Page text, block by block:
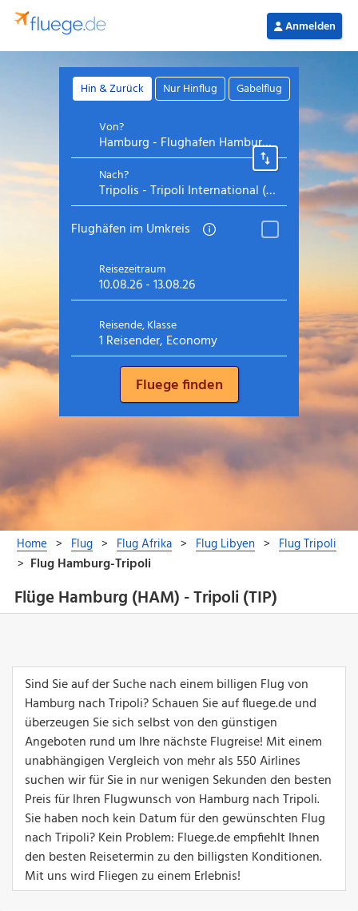
Flüge Hamburg (HAM) - Tripoli (TIP)
Sind Sie auf der Suche nach einem billigen Flug von
Hamburg nach Tripoli? Schauen Sie auf fluege.de und
überzeugen Sie sich selbst von den günstigen
Angeboten rund um Ihre nächste Flugreise! Mit einem
unabhängigen Vergleich von mehr als 550 Airlines
suchen wir für Sie in nur wenigen Sekunden den besten
Preis für Ihren Flugwunsch von Hamburg nach Tripoli.
Sie haben noch kein Datum für den gewünschten Flug
nach Tripoli? Kein Problem: Fluege.de empfiehlt Ihnen
den besten Reisetermin zu den billigsten Konditionen.
Mit uns wird Fliegen zu einem Erlebnis!